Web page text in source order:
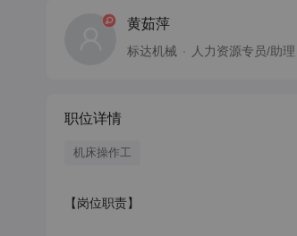
黄茹萍
标达机械 人力资源专员/助理
职位详情
机床操作工
【岗位职责】